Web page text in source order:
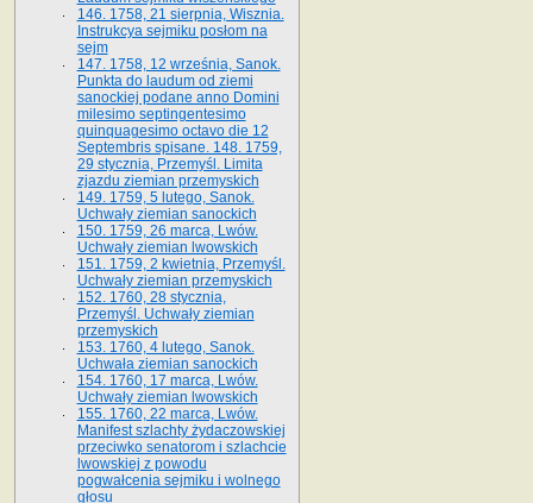
146. 1758, 21 sierpnia, Wisznia.
Instrukcya sejmiku posłom na
sejm
147. 1758, 12 września, Sanok.
Punkta do laudum od ziemi
sanockiej podane anno Domini
milesimo septingentesimo
quinquagesimo octavo die 12
Septembris spisane. 148. 1759,
29 stycznia, Przemyśl. Limita
zjazdu ziemian przemyskich
149. 1759, 5 lutego, Sanok.
Uchwały ziemian sanockich
150. 1759, 26 marca, Lwów.
Uchwały ziemian lwowskich
151. 1759, 2 kwietnia, Przemyśl.
Uchwały ziemian przemyskich
152. 1760, 28 stycznia,
Przemyśl. Uchwały ziemian
przemyskich
153. 1760, 4 lutego, Sanok.
Uchwała ziemian sanockich
154. 1760, 17 marca, Lwów.
Uchwały ziemian lwowskich
155. 1760, 22 marca, Lwów.
Manifest szlachty żydaczowskiej
przeciwko senatorom i szlachcie
lwowskiej z po­wodu
pogwałcenia sejmiku i wolnego
głosu